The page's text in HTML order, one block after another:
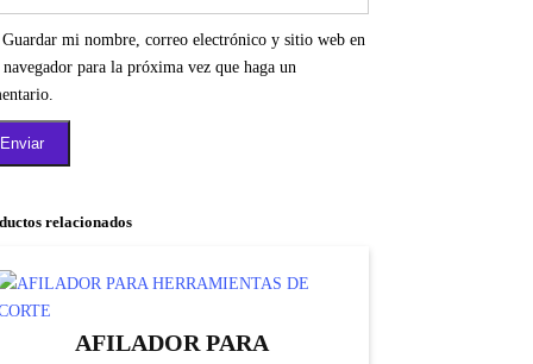
Guardar mi nombre, correo electrónico y sitio web en
navegador para la próxima vez que haga un
relacionados
AFILADOR PARA